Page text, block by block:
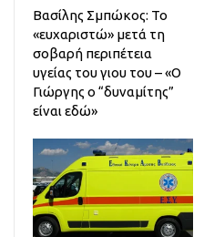
Βασίλης Σμπώκος: Το
«ευχαριστώ» μετά τη
σοβαρή περιπέτεια
υγείας του γιου του – «Ο
Γιώργης ο “δυναμίτης”
είναι εδώ»